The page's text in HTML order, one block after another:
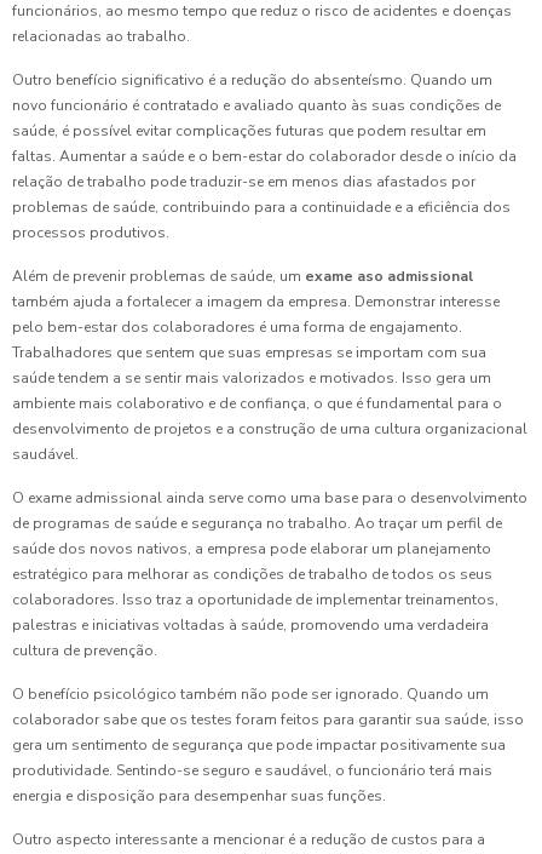
funcionários, ao mesmo tempo que reduz o risco de acidentes e doenças
relacionadas ao trabalho.
Outro benefício significativo é a redução do absenteísmo. Quando um
novo funcionário é contratado e avaliado quanto às suas condições de
saúde, é possível evitar complicações futuras que podem resultar em
faltas. Aumentar a saúde e o bem-estar do colaborador desde o início da
relação de trabalho pode traduzir-se em menos dias afastados por
problemas de saúde, contribuindo para a continuidade e a eficiência dos
processos produtivos.
Além de prevenir problemas de saúde, um exame aso admissional
também ajuda a fortalecer a imagem da empresa. Demonstrar interesse
pelo bem-estar dos colaboradores é uma forma de engajamento.
Trabalhadores que sentem que suas empresas se importam com sua
saúde tendem a se sentir mais valorizados e motivados. Isso gera um
ambiente mais colaborativo e de confiança, o que é fundamental para o
desenvolvimento de projetos e a construção de uma cultura organizacional
saudável.
O exame admissional ainda serve como uma base para o desenvolvimento
de programas de saúde e segurança no trabalho. Ao traçar um perfil de
saúde dos novos nativos, a empresa pode elaborar um planejamento
estratégico para melhorar as condições de trabalho de todos os seus
colaboradores. Isso traz a oportunidade de implementar treinamentos,
palestras e iniciativas voltadas à saúde, promovendo uma verdadeira
cultura de prevenção.
O benefício psicológico também não pode ser ignorado. Quando um
colaborador sabe que os testes foram feitos para garantir sua saúde, isso
gera um sentimento de segurança que pode impactar positivamente sua
produtividade. Sentindo-se seguro e saudável, o funcionário terá mais
energia e disposição para desempenhar suas funções.
Outro aspecto interessante a mencionar é a redução de custos para a